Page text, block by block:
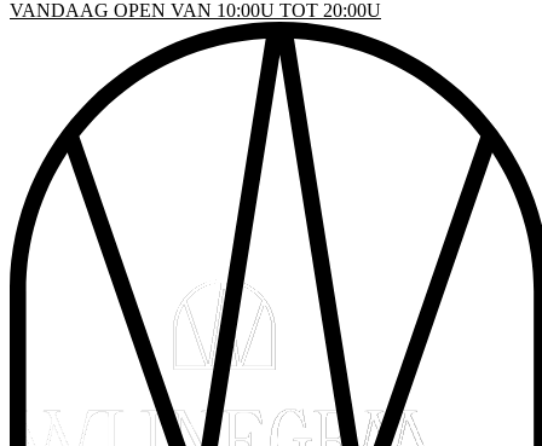
VANDAAG OPEN VAN 10:00U TOT 20:00U
& DRINKEN
INFO